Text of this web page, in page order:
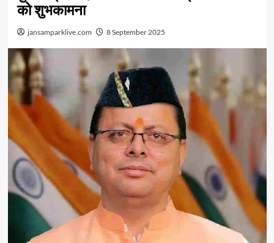
को शुभकामना
jansamparklive.com 8 September 2025